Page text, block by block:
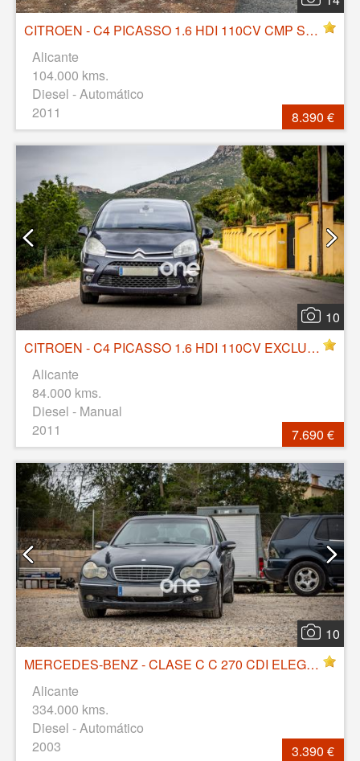
CITROEN - C4 PICASSO 1.6 HDI 110CV CMP SS BUSINESS
Alicante
104.000 kms.
Diesel - Automático
2011
8.390 €
10
CITROEN - C4 PICASSO 1.6 HDI 110CV EXCLUSIVE
Alicante
84.000 kms.
Diesel - Manual
2011
7.690 €
10
MERCEDES-BENZ - CLASE C C 270 CDI ELEGANCE
Alicante
334.000 kms.
Diesel - Automático
2003
3.390 €